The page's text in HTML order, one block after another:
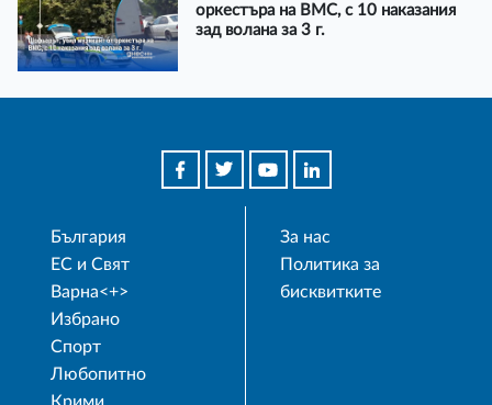
оркестъра на ВМС, с 10 наказания
зад волана за 3 г.
България
ЕС и Свят
Варна<+>
Избрано
Спорт
Любопитно
За нас
Политика за
бисквитките